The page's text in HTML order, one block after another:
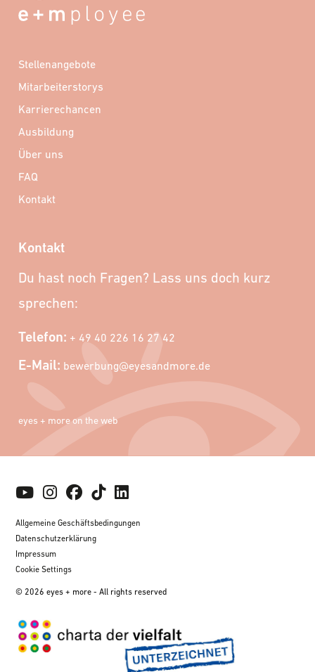
Stellenangebote
Mitarbeiterstorys
Karrierechancen
Ausbildung
Über uns
FAQ
Kontakt
Kontakt
Du hast noch Fragen? Lass uns doch kurz
sprechen:
Telefon: + 49 40 226 16 27 42
E-Mail: bewerbung@eyesandmore.de
eyes + more on the web
Allgemeine Geschäftsbedingungen
Datenschutzerklärung
Impressum
Cookie Settings
© 2026 eyes + more - All rights reserved